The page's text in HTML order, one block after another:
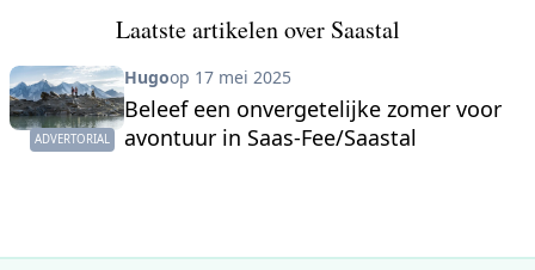
Laatste artikelen over Saastal
ADVERTORIAL
Hugoop 17 mei 2025
Beleef een onvergetelijke zomer voor
avontuur in Saas-Fee/Saastal